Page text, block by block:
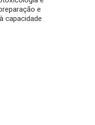
e
capacidade